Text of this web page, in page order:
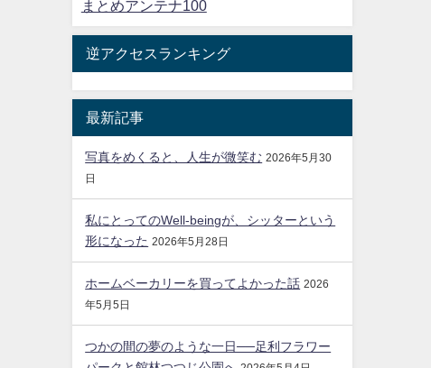
まとめアンテナ100
逆アクセスランキング
最新記事
写真をめくると、人生が微笑む 2026年5月30
日
私にとってのWell-beingが、シッターという
形になった 2026年5月28日
ホームベーカリーを買ってよかった話 2026
年5月5日
つかの間の夢のような一日──足利フラワー